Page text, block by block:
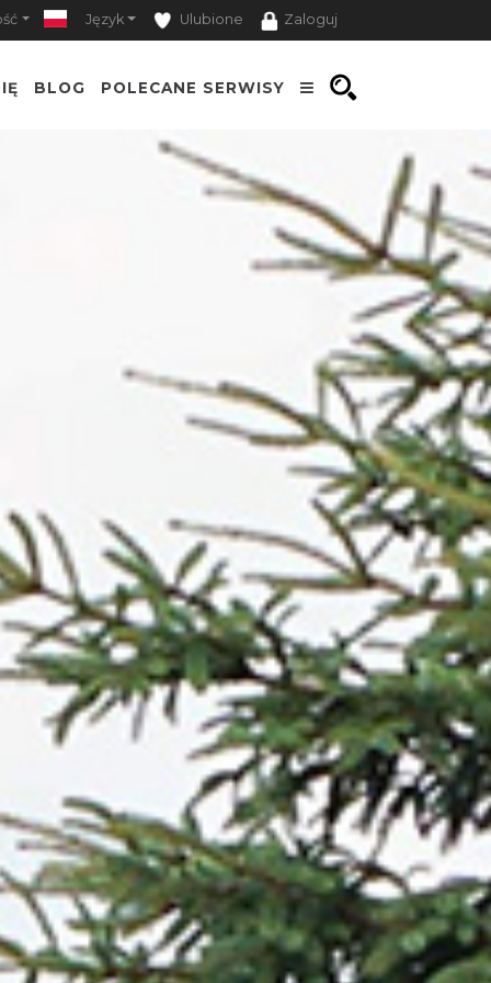
Język Ulubione Zaloguj
BLOG POLECANE SERWISY